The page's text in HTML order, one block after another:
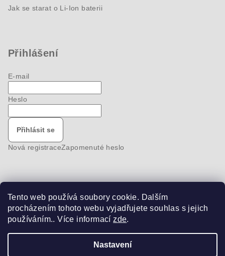
Tento web používá soubory cookie. Dalším
procházením tohoto webu vyjadřujete souhlas s jejich
používáním.. Více informacízde.
Nastavení
Jak se starat o Li-Ion baterii
Přihlášení
E-mail
Heslo
Přihlásit se
Nová registraceZapomenuté heslo
Nákupní košík
0ks /0 Kč